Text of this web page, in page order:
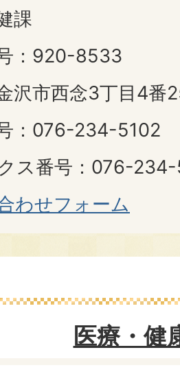
課
：920-8533
沢市西念3丁目4番
：076-234-5102
ス番号：076-
わせフォーム
医療・健